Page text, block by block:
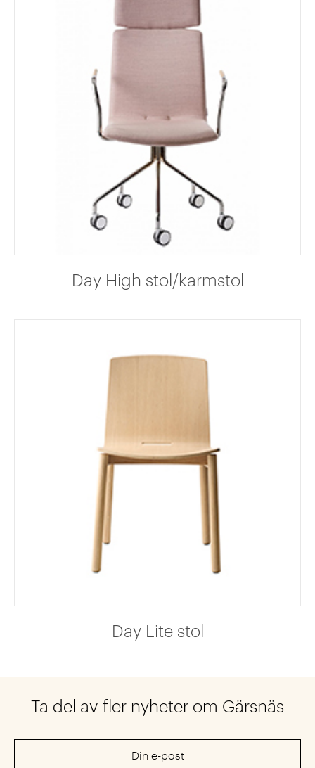
Day High stol/karmstol
Day Lite stol
Ta del av fler nyheter om Gärsnäs